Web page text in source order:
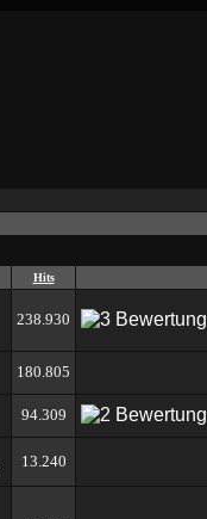
Hits
238.930
180.805
94.309
13.240